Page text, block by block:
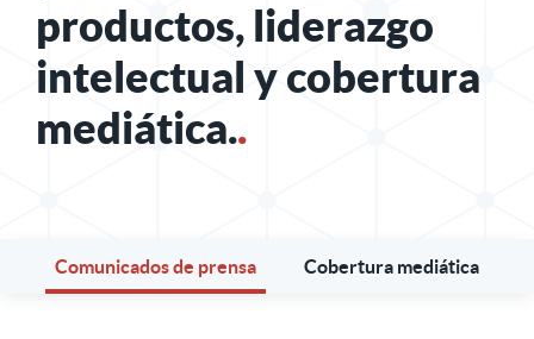
productos, liderazgo
intelectual y cobertura
mediática..
Comunicados de prensa Cobertura mediática